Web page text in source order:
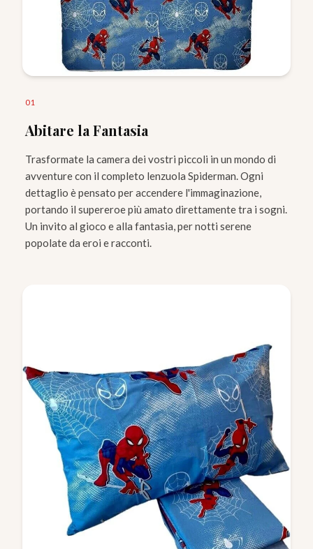
01
Abitare la Fantasia
Trasformate la camera dei vostri piccoli in un mondo di
avventure con il completo lenzuola Spiderman. Ogni
dettaglio è pensato per accendere l'immaginazione,
portando il supereroe più amato direttamente tra i sogni.
Un invito al gioco e alla fantasia, per notti serene
popolate da eroi e racconti.